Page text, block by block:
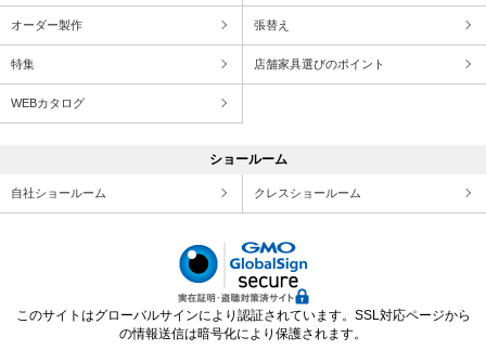
オーダー製作 張替え
特集 店舗家具選びのポイント
WEBカタログ
ショールーム
自社ショールーム クレスショールーム
このサイトはグローバルサインにより認証されています。SSL対応ページから
の情報送信は暗号化により保護されます。